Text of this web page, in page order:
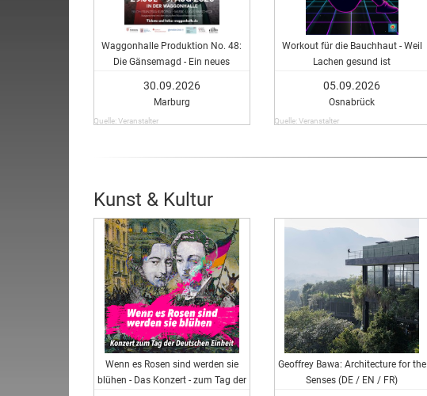
Waggonhalle Produktion No. 48:
Die Gänsemagd - Ein neues
30.09.2026
Marburg
Quelle: Veranstalter
Workout für die Bauchhaut - Weil
Lachen gesund ist
05.09.2026
Osnabrück
Quelle: Veranstalter
Kunst & Kultur
Wenn es Rosen sind werden sie
blühen - Das Konzert - zum Tag der
Geoffrey Bawa: Architecture for the
Senses (DE / EN / FR)